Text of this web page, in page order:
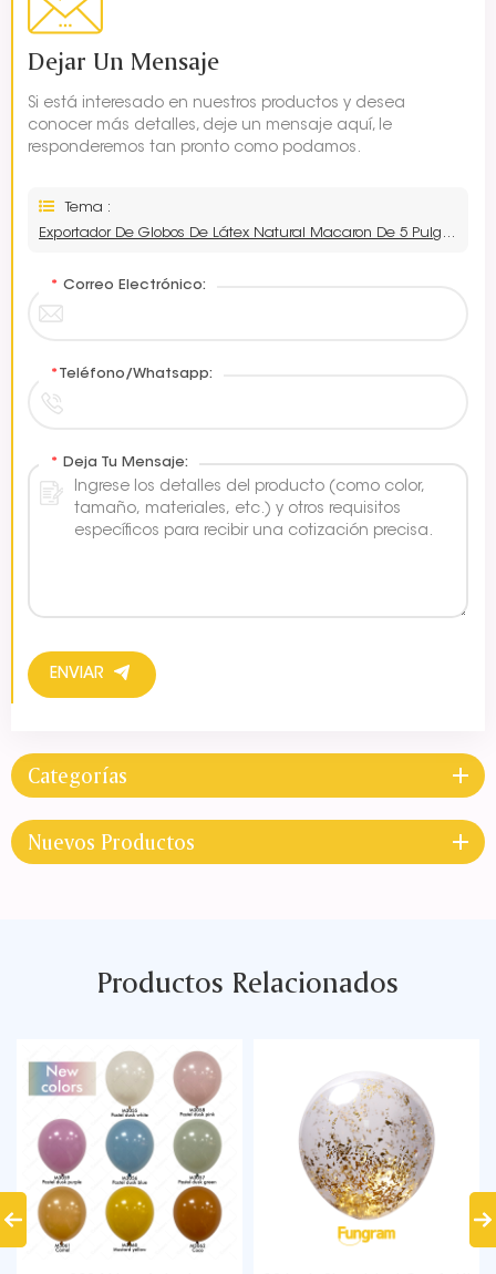
Dejar Un Mensaje
Si está interesado en nuestros productos y desea
conocer más detalles, deje un mensaje aquí, le
responderemos tan pronto como podamos.
Tema :
Exportador De Globos De Látex Natural Macaron De 5 Pulgadas
* Correo Electrónico:
* Teléfono/Whatsapp:
* Deja Tu Mensaje:
ENVIAR
Categorías
Nuevos Productos
Productos Relacionados